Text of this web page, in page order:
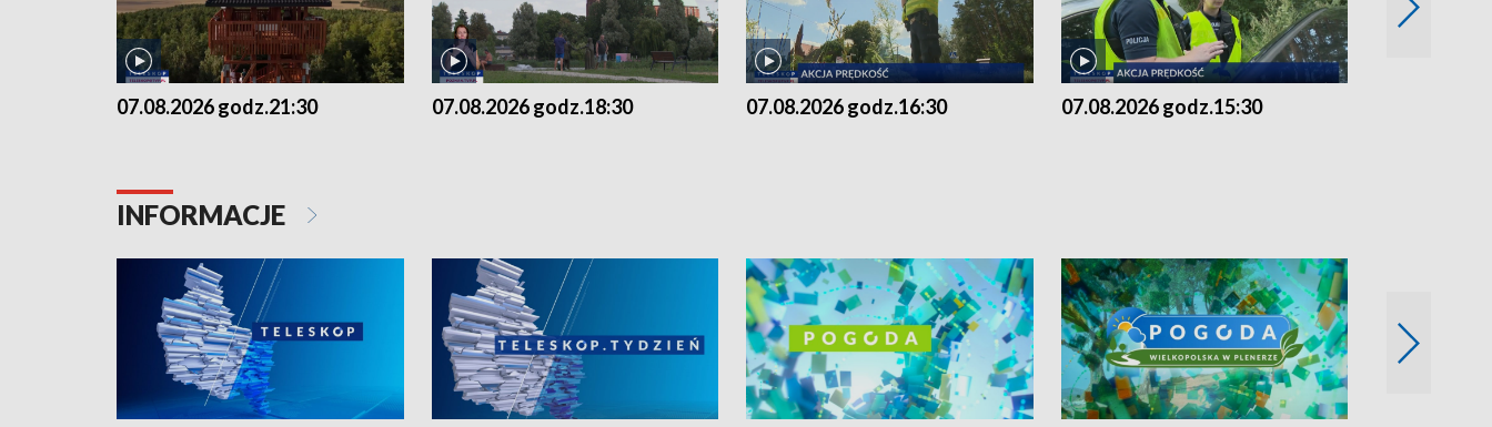
07.08.2026 godz.21:30 07.08.2026 godz.18:30 07.08.2026 godz.16:30 07.08.2026 godz.15:30
INFORMACJE